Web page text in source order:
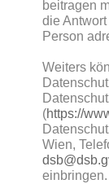
beitragen
die
Person
Weiters
(https://
Wien,
einbringen.